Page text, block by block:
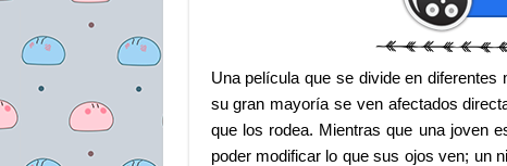
Una película que se divide en
su gran mayoría se ven afectados
que los rodea. Mientras que una joven
poder modificar lo que sus ojos ven; un